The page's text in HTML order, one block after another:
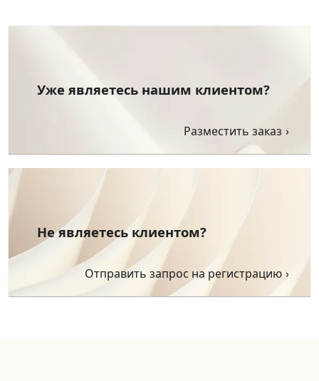
Уже являетесь нашим клиентом?
Разместить заказ
Не являетесь клиентом?
Отправить запрос на регистрацию